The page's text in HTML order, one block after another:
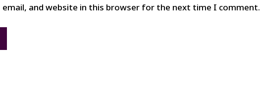
email, and website in this browser for the next time I comment.